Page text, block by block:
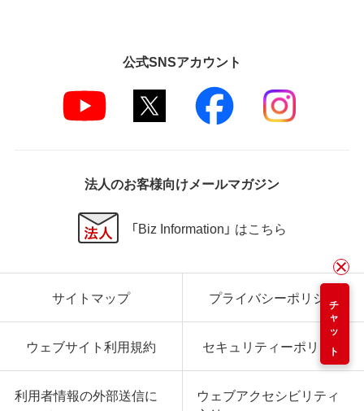
チャット
公式SNSアカウント
法人のお客様向けメールマガジン
「Biz Information」 はこちら
サイトマップ プライバシーポリシー
ウェブサイト利用規約 セキュリティーポリシー
利用者情報の外部送信に
ウェブアクセシビリティ